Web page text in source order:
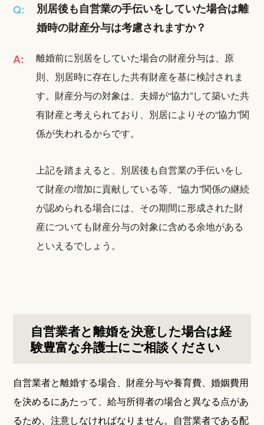
Q:
別居後も自営業の手伝いをしていた場合は離
婚時の財産分与は考慮されますか？
A:
離婚前に別居をしていた場合の財産分与は、原
則、別居時に存在した共有財産を基に検討されま
す。財産分与の対象は、夫婦が“協力”して築いた共
有財産と考えられており、別居によりその“協力”関
係が失われるからです。
上記を踏まえると、別居後も自営業の手伝いをし
て財産の増加に貢献している等、“協力”関係の継続
が認められる場合には、その期間に形成された財
産についても財産分与の対象に含める余地がある
といえるでしょう。
自営業者と離婚を決意した場合は経
験豊富な弁護士にご相談ください
自営業者と離婚する場合、財産分与や養育費、婚姻費用
を決めるにあたって、給与所得者の場合と異なる点があ
るため、注意しなければなりません。自営業者である配